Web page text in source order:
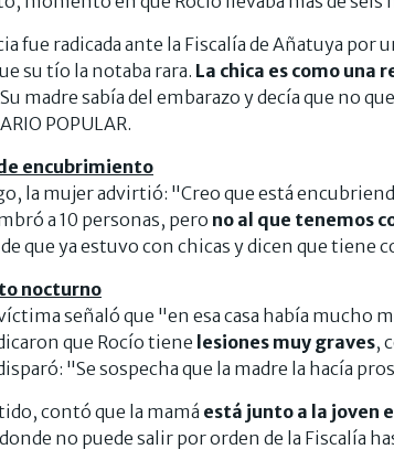
fue radicada ante la Fiscalía de Añatuya por
su tío la notaba rara. La chica es como una
Su madre sabía del embarazo y decía que no
POPULAR.
encubrimiento
la mujer advirtió: "Creo que está
a 10 personas, pero no al que tenemos
que ya estuvo con chicas y dicen que tiene
nocturno
señaló que "en esa casa había
que Rocío tiene lesiones muy graves,
"Se sospecha que la madre la hacía
contó que la mamá está junto a la joven
no puede salir por orden de la Fiscalía